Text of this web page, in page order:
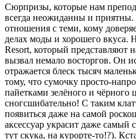
Сюрпризы, которые нам
всегда неожиданны и
отношения с теми, кому
делах моды и хорошего вкуса.
Resort, который представляют
вызвал немало восторгов. Он
отражается блеск тысяч
тому, что сумочку просто-
пайетками зелёного и чёрного
сногсшибательно! С таким
появиться даже на самой
аксессуар украсит даже самый
тут скука, на курорте-то!?).